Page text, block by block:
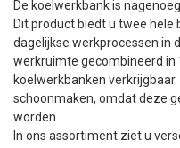
De koelwerkbank is
Dit product biedt u twee hele
dagelijkse werkprocessen in
werkruimte gecombineerd in
koelwerkbanken
schoonmaken, omdat deze
worden.
In ons assortiment ziet u